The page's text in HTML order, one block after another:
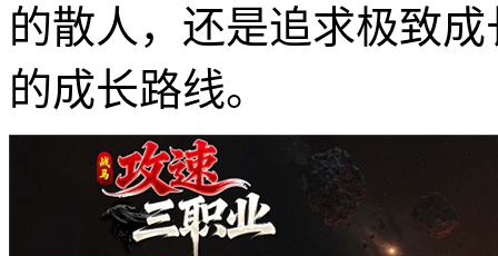
的散人，还是追求极致
的成长路线。